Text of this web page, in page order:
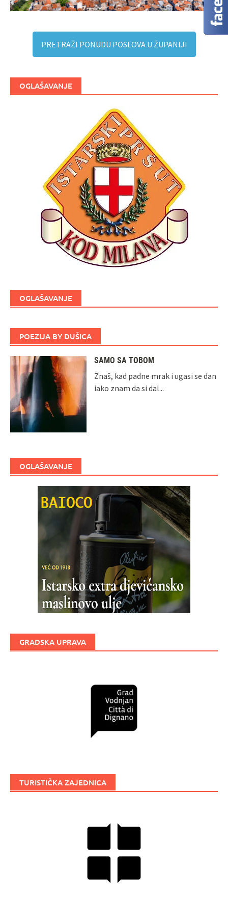
PRETRAŽI PONUDU POSLOVA U ŽUPANIJI
OGLAŠAVANJE
OGLAŠAVANJE
POEZIJA BY DUŠICA
SAMO SA TOBOM
Znaš, kad padne mrak i ugasi se dan
iako znam da si dal...
OGLAŠAVANJE
GRADSKA UPRAVA
TURISTIČKA ZAJEDNICA